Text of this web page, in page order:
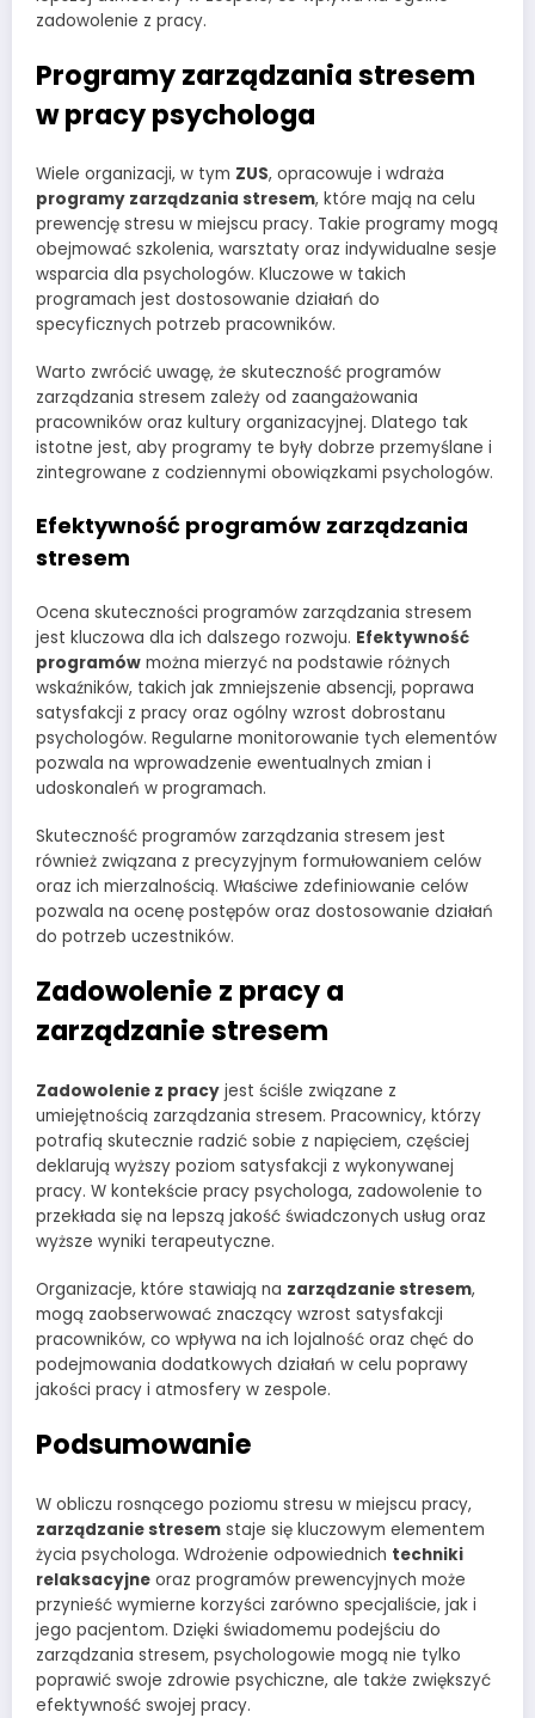
zadowolenie z pracy.
Programy zarządzania stresem
w pracy psychologa
Wiele organizacji, w tym ZUS, opracowuje i wdraża
programy zarządzania stresem, które mają na celu
prewencję stresu w miejscu pracy. Takie programy mogą
obejmować szkolenia, warsztaty oraz indywidualne sesje
wsparcia dla psychologów. Kluczowe w takich
programach jest dostosowanie działań do
specyficznych potrzeb pracowników.
Warto zwrócić uwagę, że skuteczność programów
zarządzania stresem zależy od zaangażowania
pracowników oraz kultury organizacyjnej. Dlatego tak
istotne jest, aby programy te były dobrze przemyślane i
zintegrowane z codziennymi obowiązkami psychologów.
Efektywność programów zarządzania
stresem
Ocena skuteczności programów zarządzania stresem
jest kluczowa dla ich dalszego rozwoju. Efektywność
programów można mierzyć na podstawie różnych
wskaźników, takich jak zmniejszenie absencji, poprawa
satysfakcji z pracy oraz ogólny wzrost dobrostanu
psychologów. Regularne monitorowanie tych elementów
pozwala na wprowadzenie ewentualnych zmian i
udoskonaleń w programach.
Skuteczność programów zarządzania stresem jest
również związana z precyzyjnym formułowaniem celów
oraz ich mierzalnością. Właściwe zdefiniowanie celów
pozwala na ocenę postępów oraz dostosowanie działań
do potrzeb uczestników.
Zadowolenie z pracy a
zarządzanie stresem
Zadowolenie z pracy jest ściśle związane z
umiejętnością zarządzania stresem. Pracownicy, którzy
potrafią skutecznie radzić sobie z napięciem, częściej
deklarują wyższy poziom satysfakcji z wykonywanej
pracy. W kontekście pracy psychologa, zadowolenie to
przekłada się na lepszą jakość świadczonych usług oraz
wyższe wyniki terapeutyczne.
Organizacje, które stawiają na zarządzanie stresem,
mogą zaobserwować znaczący wzrost satysfakcji
pracowników, co wpływa na ich lojalność oraz chęć do
podejmowania dodatkowych działań w celu poprawy
jakości pracy i atmosfery w zespole.
Podsumowanie
W obliczu rosnącego poziomu stresu w miejscu pracy,
zarządzanie stresem staje się kluczowym elementem
życia psychologa. Wdrożenie odpowiednich techniki
relaksacyjne oraz programów prewencyjnych może
przynieść wymierne korzyści zarówno specjaliście, jak i
jego pacjentom. Dzięki świadomemu podejściu do
zarządzania stresem, psychologowie mogą nie tylko
poprawić swoje zdrowie psychiczne, ale także zwiększyć
efektywność swojej pracy.